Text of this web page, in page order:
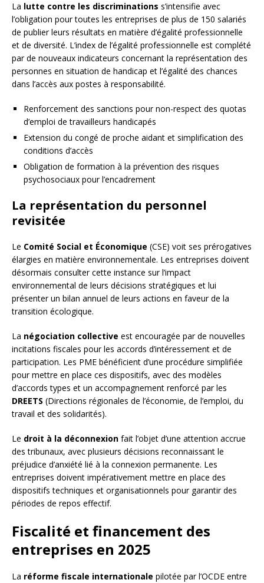
La lutte contre les discriminations s’intensifie avec
l’obligation pour toutes les entreprises de plus de 150 salariés
de publier leurs résultats en matière d’égalité professionnelle
et de diversité. L’index de l’égalité professionnelle est complété
par de nouveaux indicateurs concernant la représentation des
personnes en situation de handicap et l’égalité des chances
dans l’accès aux postes à responsabilité.
Renforcement des sanctions pour non-respect des quotas
d’emploi de travailleurs handicapés
Extension du congé de proche aidant et simplification des
conditions d’accès
Obligation de formation à la prévention des risques
psychosociaux pour l’encadrement
La représentation du personnel
revisitée
Le Comité Social et Économique (CSE) voit ses prérogatives
élargies en matière environnementale. Les entreprises doivent
désormais consulter cette instance sur l’impact
environnemental de leurs décisions stratégiques et lui
présenter un bilan annuel de leurs actions en faveur de la
transition écologique.
La négociation collective est encouragée par de nouvelles
incitations fiscales pour les accords d’intéressement et de
participation. Les PME bénéficient d’une procédure simplifiée
pour mettre en place ces dispositifs, avec des modèles
d’accords types et un accompagnement renforcé par les
DREETS (Directions régionales de l’économie, de l’emploi, du
travail et des solidarités).
Le droit à la déconnexion fait l’objet d’une attention accrue
des tribunaux, avec plusieurs décisions reconnaissant le
préjudice d’anxiété lié à la connexion permanente. Les
entreprises doivent impérativement mettre en place des
dispositifs techniques et organisationnels pour garantir des
périodes de repos effectif.
Fiscalité et financement des
entreprises en 2025
La réforme fiscale internationale pilotée par l’OCDE entre